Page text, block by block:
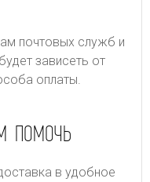
почтовых служб и
зависеть от
оплаты.
ПОМОЧЬ
в удобное